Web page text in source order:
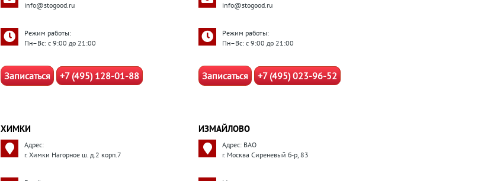
info@stogood.ru
Режим работы:
Пн–Вс: с 9:00 до 21:00
Записаться +7 (495) 128-01-88
info@stogood.ru
Режим работы:
Пн–Вс: с 9:00 до 21:00
Записаться +7 (495) 023-96-52
ХИМКИ
Адрес:
г. Химки Нагорное ш. д.2 корп.7
ИЗМАЙЛОВО
Адрес: ВАО
г. Москва Сиреневый б-р, 83